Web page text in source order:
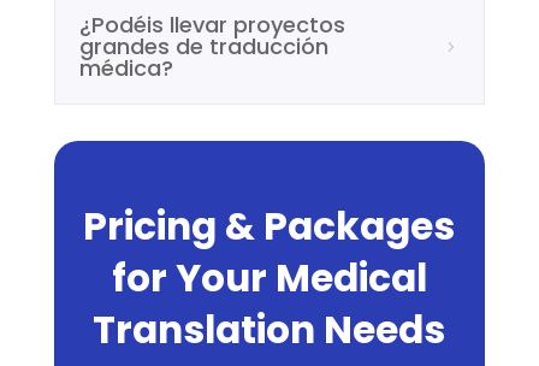
¿Podéis llevar proyectos
grandes de traducción
médica?
Pricing & Packages
for Your Medical
Translation Needs